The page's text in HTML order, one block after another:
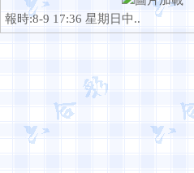
報時:8-9 17:36 星期日